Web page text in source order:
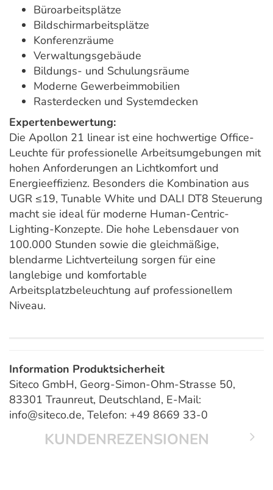
Büroarbeitsplätze
Bildschirmarbeitsplätze
Konferenzräume
Verwaltungsgebäude
Bildungs- und Schulungsräume
Moderne Gewerbeimmobilien
Rasterdecken und Systemdecken
Expertenbewertung:
Die Apollon 21 linear ist eine hochwertige Office-
Leuchte für professionelle Arbeitsumgebungen mit
hohen Anforderungen an Lichtkomfort und
Energieeffizienz. Besonders die Kombination aus
UGR ≤19, Tunable White und DALI DT8 Steuerung
macht sie ideal für moderne Human-Centric-
Lighting-Konzepte. Die hohe Lebensdauer von
100.000 Stunden sowie die gleichmäßige,
blendarme Lichtverteilung sorgen für eine
langlebige und komfortable
Arbeitsplatzbeleuchtung auf professionellem
Niveau.
Information Produktsicherheit
Siteco GmbH, Georg-Simon-Ohm-Strasse 50,
83301 Traunreut, Deutschland, E-Mail:
info@siteco.de, Telefon: +49 8669 33-0
KUNDENREZENSIONEN